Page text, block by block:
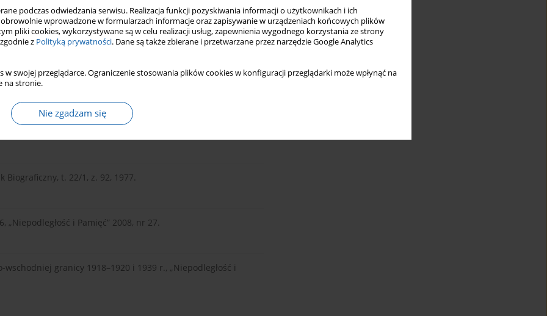
podczas odwiedzania serwisu. Realizacja funkcji pozyskiwania informacji o użytkownikach i ich
wprowadzone w formularzach informacje oraz zapisywanie w urządzeniach końcowych plików
pliki cookies, wykorzystywane są w celu realizacji usług, zapewnienia wygodnego korzystania ze strony
z Polityką prywatności. Dane są także zbierane i przetwarzane przez narzędzie Google Analytics
w swojej przeglądarce. Ograniczenie stosowania plików cookies w konfiguracji przeglądarki może wpłynąć na
na stronie.
Nie zgadzam się
Bilczewski, Kraków 2012.
„Odsieczy Lwowa”, Warszawa 1928,.
Warszawa 2013.
Biograficzny, t. 22/1, z. 92, 1977.
„Niepodległość i Pamięć” 2008, nr 27.
granicy 1918–1920 i 1939 r., „Niepodległość i